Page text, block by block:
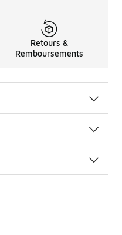
Retours &
Remboursements